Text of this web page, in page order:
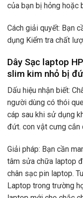
của bạn bị hỏng hoặc
Cách giải quyết: Bạn
dụng Kiểm tra chất
Dây Sạc laptop
slim kim nhỏ bị
Dấu hiệu nhận biết:
người dùng có thói
cáp sau khi sử dụng
đứt. con vật cưng cắn
Giải pháp: Bạn cần
tâm sửa chữa laptop
chân sạc pin laptop.
Laptop trong trường